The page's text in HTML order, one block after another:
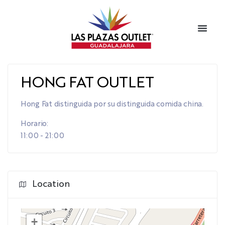
HONG FAT OUTLET
Hong Fat distinguida por su distinguida comida china.
Horario:
11:00 - 21:00
Location
+